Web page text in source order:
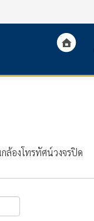
องโทรทัศน์วงจรปิด